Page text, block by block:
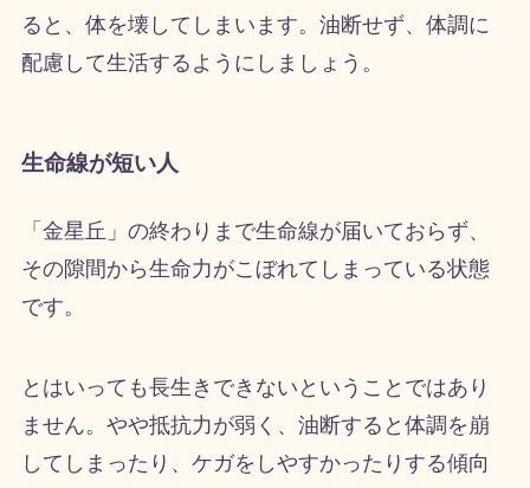
ると、体を壊してしまいます。油断せず、体調に
配慮して生活するようにしましょう。
生命線が短い人
「金星丘」の終わりまで生命線が届いておらず、
その隙間から生命力がこぼれてしまっている状態
です。
とはいっても長生きできないということではあり
ません。やや抵抗力が弱く、油断すると体調を崩
してしまったり、ケガをしやすかったりする傾向